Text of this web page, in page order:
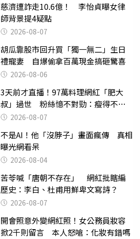
慈濟遭詐走10.6億！ 李怡貞曝女律
師背景提4疑點
2026-08-07
胡瓜靠股市回升買「獨一無二」生日
禮寵妻 自爆偷拿百萬現金搞砸驚喜
2026-08-06
3天前才直播！97萬料理網紅「肥大
叔」過世 粉絲憶不對勁：瘦得不合
理 2026-08-07
不是AI！他「沒脖子」畫面瘋傳 真相
曝光網看呆
2026-08-04
苦苓喊「唐朝不存在」 網紅批瞎編
歷史：李白、杜甫用鮮卑文寫詩？
2026-08-07
開會照意外變網紅照！女公務員妝容
掀2千則留言 本人怒嗆：化妝有錯嗎